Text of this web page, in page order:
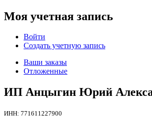
Моя учетная запись
Войти
Создать учетную запись
Ваши заказы
Отложенные
ИП Анцыгин Юрий
ИНН: 771611227900